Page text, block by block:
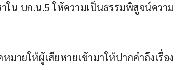
ใน บก.น.5 ให้ความเป็นธรรมพิสูจน์ความ
ายให้ผู้เสียหายเข้ามาให้ปากคำถึงเรื่อง